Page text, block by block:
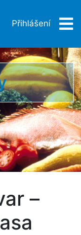
Přihlášení
–